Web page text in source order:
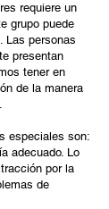
requiere un
grupo puede
Las personas
presentan
tener en
de la manera
especiales son:
adecuado. Lo
por la
de